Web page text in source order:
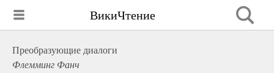
ВикиЧтение
Преобразующие диалоги
Флемминг Фанч